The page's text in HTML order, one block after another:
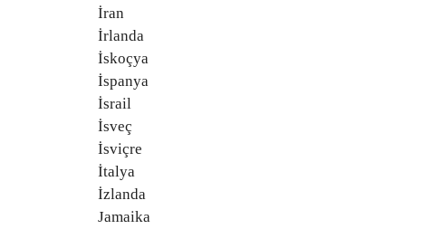
İran
İrlanda
İskoçya
İspanya
İsrail
İsveç
İsviçre
İtalya
İzlanda
Jamaika